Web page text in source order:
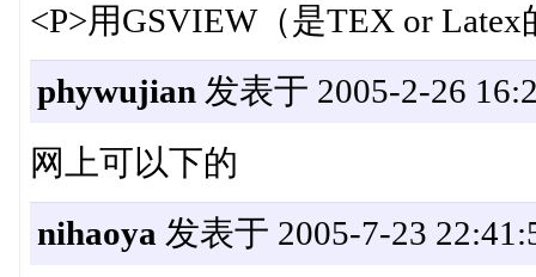
<P>用GSVIEW（是TEX or
phywujian 发表于 2005-2-26
网上可以下的
nihaoya 发表于 2005-7-23